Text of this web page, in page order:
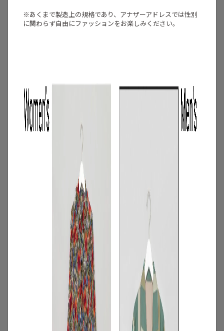
※あくまで製造上の規格であり、アナザーアドレスでは性別
に関わらず自由にファッションをお楽しみください。